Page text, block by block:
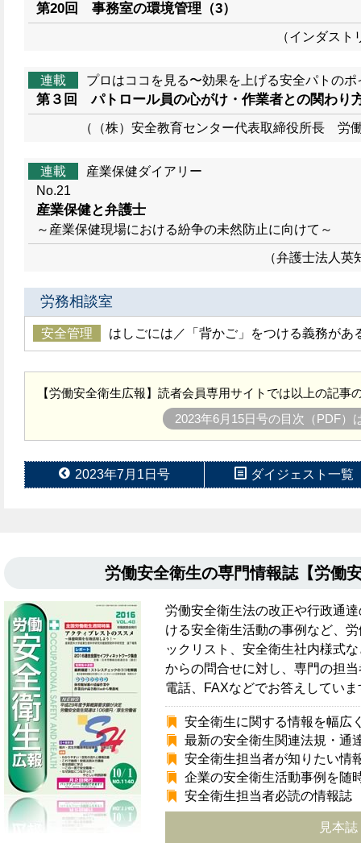
第20回 事務室の環境管理（3）
（インダス
連載 プロはココを見る〜効果を上げる安全パトのポ
第３回 パトロール員の心がけ・作業者との関わり
（（株）安全教育センター代表取締役所長
連載
産業保健ダイアリー
No.21
産業保健と弁護士
～産業保健現場における紛争の未然防止に向けて～
（弁護士法人
労務相談室
安全管理 はしごには／「背かご」をつける義務があ
【労働安全衛生広報】読者会員専用サイトでは以上の記事
2023年6月15日号の目次（PDF）
2023年7月1日号 ダイジェスト一覧
労働安全衛生の専門情報誌【労
労働安全衛生法の改正や行政通
ける安全衛生活動の事例など、
ックリスト、安全衛生社内様式
からの問合せに対し、専門の担
電話、FAXなどでお答えしていま
安全衛生に関する情報を幅広
最新の安全衛生関連法規・通
安全衛生担当者が知りたい情
企業の安全衛生活動事例を随
安全衛生担当者必読の情報誌
見本